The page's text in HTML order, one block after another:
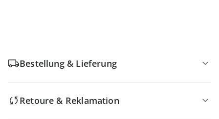
Bestellung & Lieferung
Retoure & Reklamation